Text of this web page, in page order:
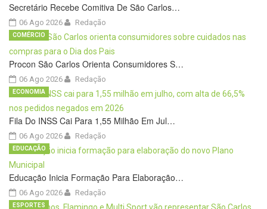
Secretário Recebe Comitiva De São Carlos…
06 Ago 2026 Redação
Procon São Carlos Orienta Consumidores S…
06 Ago 2026
COMÉRCIO
Redação
Fila Do INSS Cai Para 1,55 Milhão Em Jul…
06 Ago 2026
ECONOMIA
Redação
Educação Inicia Formação Para Elaboração…
06 Ago 2026
EDUCAÇÃO
Redação
ESPORTES